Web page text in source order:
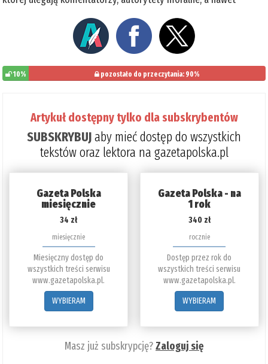
10% pozostało do przeczytania: 90%
Artykuł dostępny tylko dla subskrybentów
SUBSKRYBUJaby mieć dostęp do wszystkich
tekstów oraz lektora na gazetapolska.pl
Gazeta Polska
miesięcznie
34 zł
miesięcznie
Miesięczny dostęp do
wszystkich treści serwisu
www.gazetapolska.pl.
WYBIERAM
Gazeta Polska - na
1 rok
340 zł
rocznie
Dostęp przez rok do
wszystkich treści serwisu
www.gazetapolska.pl.
WYBIERAM
Masz już subskrypcję?Zaloguj się